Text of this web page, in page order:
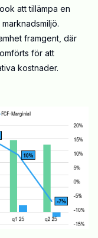
att tillämpa en
framgent, där
för att
kostnader.